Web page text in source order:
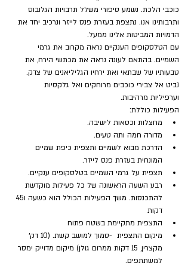
כוכבי הלכת. נשמע סיפורי משלל תרבויות הגלובוס
ותרבותינו אנו. נתצפת בעזרת פנס לייזר ונרכיב יחד את
הדמויות המביטות אלינו ממעל.
עם הטלסקופים הענקיים נראה מקרוב את גרמי
השמיים. בהתאם לעונה נראה את מכתשי הירח, את
טבעותיו של שבתאי ואת ירחיו הגליליאנים של צדק.
נביט אל צבירי כוכבים מרוחקים ואל גלקסיות
וערפיליות מרהיבות.
הפעילות כוללת:
מחצלות וכסאות לישיבה.
מדורה חמה ותה טעים.
הדרכת מבוא לשמיים ותצפית כיפת שמיים
המונחית בעזרת פנס לייזר.
תצפית על גרמי השמיים בטלסקופים ענקיים.
רבע השעה הראשונה של כל פעילות מוקדשת
דקות
התצפית מתקיימת בשטח פתוח
מיקום התצפית  -סמוך למושב קשת. (10 דק׳
מקצרין, 15 דקות ממרום גולן) מיקום מדוייק ימסר
למשתתפים.